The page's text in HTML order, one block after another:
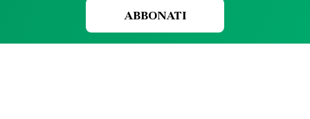
ABBONATI